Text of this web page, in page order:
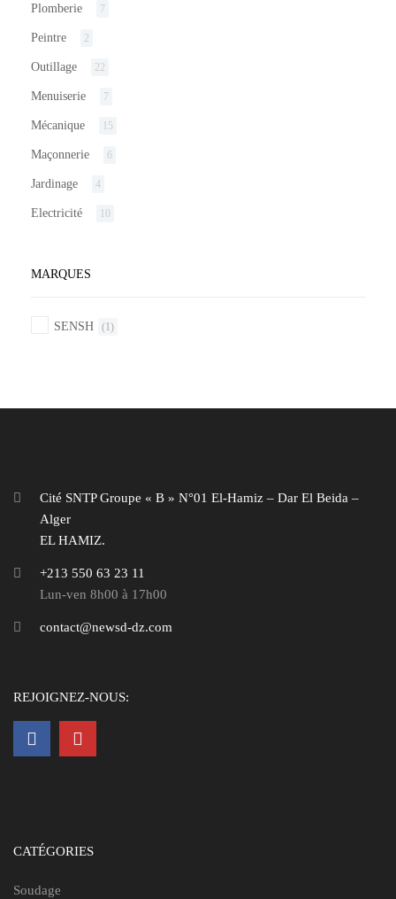
Plomberie 7
Peintre 2
Outillage 22
Menuiserie 7
Mécanique 15
Maçonnerie 6
Jardinage 4
Electricité 10
MARQUES
SENSH (1)
Cité SNTP Groupe « B » N°01 El-Hamiz – Dar El Beida –
Alger
EL HAMIZ.
+213 550 63 23 11
Lun-ven 8h00 à 17h00
contact@newsd-dz.com
REJOIGNEZ-NOUS:
CATÉGORIES
Soudage